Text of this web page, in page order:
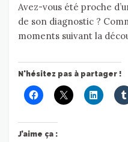
Avez-vous été proche
de son diagnostic ?
moments suivant la
N'hésitez pas à partager !
J’aime ça :